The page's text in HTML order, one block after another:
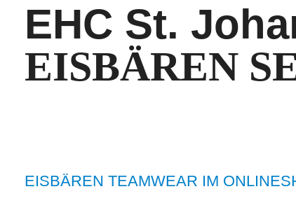
EHC St.
EISBÄREN
EISBÄREN TEAMWEAR IM